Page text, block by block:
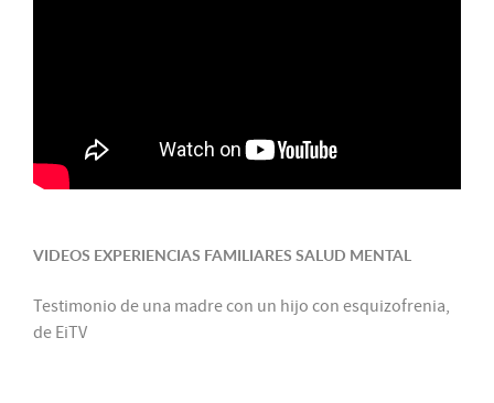
VIDEOS EXPERIENCIAS FAMILIARES SALUD MENTAL
Testimonio de una madre con un hijo con esquizofrenia,
de EiTV